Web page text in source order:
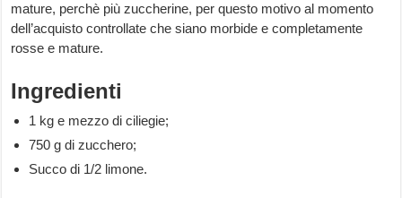
mature, perchè più zuccherine, per questo motivo al momento
dell’acquisto controllate che siano morbide e completamente
rosse e mature.
Ingredienti
1 kg e mezzo di ciliegie;
750 g di zucchero;
Succo di 1/2 limone.